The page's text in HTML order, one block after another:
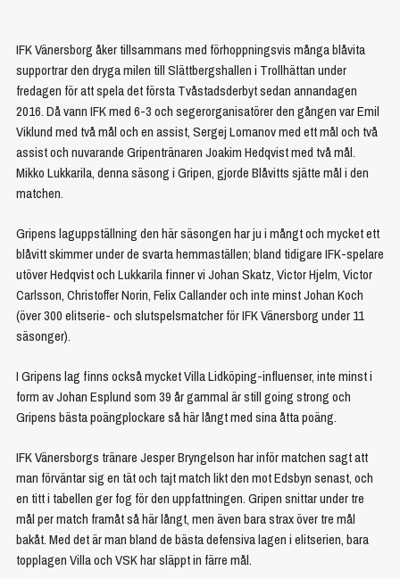
IFK Vänersborg åker tillsammans med förhoppningsvis många blåvita
supportrar den dryga milen till Slättbergshallen i Trollhättan under
fredagen för att spela det första Tvåstadsderbyt sedan annandagen
2016. Då vann IFK med 6-3 och segerorganisatörer den gången var Emil
Viklund med två mål och en assist, Sergej Lomanov med ett mål och två
assist och nuvarande Gripentränaren Joakim Hedqvist med två mål.
Mikko Lukkarila, denna säsong i Gripen, gjorde Blåvitts sjätte mål i den
matchen.
Gripens laguppställning den här säsongen har ju i mångt och mycket ett
blåvitt skimmer under de svarta hemmaställen; bland tidigare IFK-spelare
utöver Hedqvist och Lukkarila finner vi Johan Skatz, Victor Hjelm, Victor
Carlsson, Christoffer Norin, Felix Callander och inte minst Johan Koch
(över 300 elitserie- och slutspelsmatcher för IFK Vänersborg under 11
säsonger).
I Gripens lag finns också mycket Villa Lidköping-influenser, inte minst i
form av Johan Esplund som 39 år gammal är still going strong och
Gripens bästa poängplockare så här långt med sina åtta poäng.
IFK Vänersborgs tränare Jesper Bryngelson har inför matchen sagt att
man förväntar sig en tät och tajt match likt den mot Edsbyn senast, och
en titt i tabellen ger fog för den uppfattningen. Gripen snittar under tre
mål per match framåt så här långt, men även bara strax över tre mål
bakåt. Med det är man bland de bästa defensiva lagen i elitserien, bara
topplagen Villa och VSK har släppt in färre mål.